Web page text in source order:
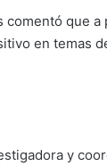
comentó que
en temas
y